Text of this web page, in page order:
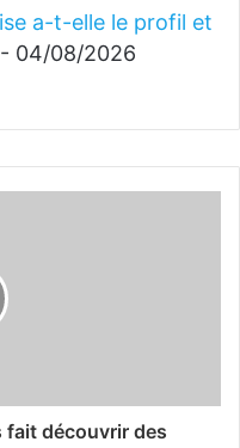
a-t-elle le profil et
- 04/08/2026
fait découvrir des